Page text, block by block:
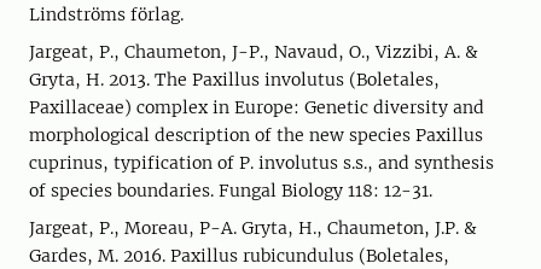
Lindströms förlag.
Jargeat, P., Chaumeton, J-P., Navaud, O., Vizzibi, A. &
Gryta, H. 2013. The Paxillus involutus (Boletales,
Paxillaceae) complex in Europe: Genetic diversity and
morphological description of the new species Paxillus
cuprinus, typification of P. involutus s.s., and synthesis
of species boundaries. Fungal Biology 118: 12-31.
Jargeat, P., Moreau, P-A. Gryta, H., Chaumeton, J.P. &
Gardes, M. 2016. Paxillus rubicundulus (Boletales,